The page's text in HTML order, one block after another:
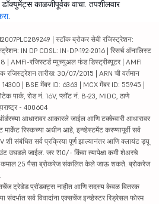
डॉक्युमेंट्स काळजीपूर्वक वाचा. तपशीलवार
.
| स्टॉक ब्रोकर सेबी रजिस्ट्रेशन:
IN DP CDSL: IN-DP-192-2016 | रिसर्च ॲनालिस्ट
AMFI-रजिस्टर्ड म्युच्युअल फंड डिस्ट्रीब्यूटर | AMFI
रजिस्ट्रेशन तारीख: 30/07/2015 | ARN ची वर्तमान
| BSE मेंबर ID: 6363 | MCX मेंबर ID: 55945 |
पार्क, रोड नं. 16V, प्लॉट नं. B-23, MIDC, ठाणे
- 400604
आधारावर आकारले जाईल आणि टक्केवारी आधारावर
मार्केट रिस्कच्या अधीन आहे, इन्व्हेस्टमेंट करण्यापूर्वी सर्व
शी संबंधित सर्व प्रक्रिया पूर्ण झाल्यानंतर आणि क्लायंट ड्यू
उघडले जाईल. जर ₹10/- किंवा त्यापेक्षा कमी शेअरचे
25 पैसा ब्रोकरेज संकलित केले जाऊ शकते. ब्रोकरेज
ट्रेडेड प्रॉडक्ट्स नाहीत आणि सदस्य केवळ वितरक
सर्व विवादांना एक्सचेंज इन्व्हेस्टर रिड्रेसल फोरम